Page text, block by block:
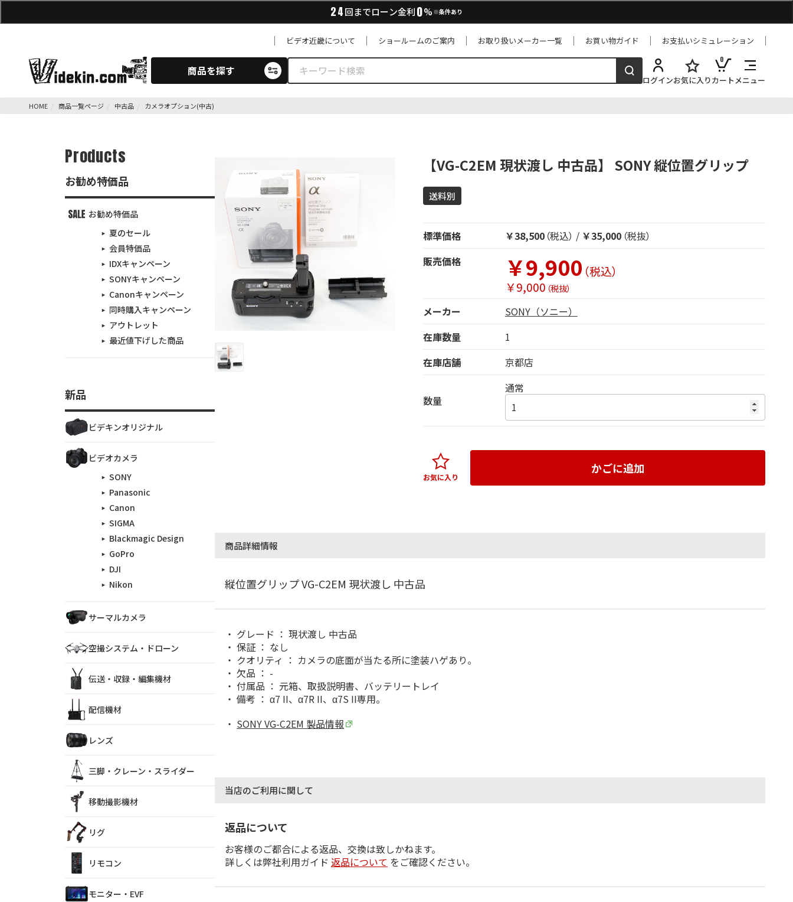
24回までローン金利0% ※条件あり
ビデオ近畿について ショールームのご案内 お取り扱いメーカー一覧 お買い物ガイド お支払いシミュレーション
商品を探す
ログインお気に入り
0
カートメニュー
HOME 商品一覧ページ 中古品 カメラオプション(中古)
【VG-C2EM 現状渡し 中古品】 SONY 縦位置グリップ
送料別
標準価格 ￥38,500 （税込） / ￥35,000 （税抜）
販売価格
￥9,900 （税込）
￥9,000 （税抜）
メーカー
SONY（ソニー）
在庫数量
1
在庫店舗
京都店
数量
通常
かごに追加
お気に入り
商品詳細情報
縦位置グリップ VG-C2EM 現状渡し 中古品
グレード ： 現状渡し 中古品
保証 ： なし
クオリティ ： カメラの底面が当たる所に塗装ハゲあり。
欠品 ： -
付属品 ： 元箱、取扱説明書、バッテリートレイ
備考 ： α7 II、α7R II、α7S II専用。
SONY VG-C2EM 製品情報
当店のご利用に関して
返品について
お客様のご都合による返品、交換は致しかねます。
詳しくは弊社利用ガイド返品について をご確認ください。
Products
お勧め特価品
お勧め特価品
夏のセール
会員特価品
IDXキャンペーン
SONYキャンペーン
Canonキャンペーン
同時購入キャンペーン
アウトレット
最近値下げした商品
新品
ビデキンオリジナル
ビデオカメラ
SONY
Panasonic
Canon
SIGMA
Blackmagic Design
GoPro
DJI
Nikon
サーマルカメラ
空撮システム・ドローン
伝送・収録・編集機材
配信機材
レンズ
三脚・クレーン・スライダー
移動撮影機材
リグ
リモコン
モニター・EVF